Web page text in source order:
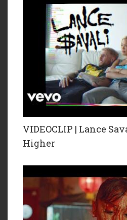
VIDEOCLIP | Lance
Higher